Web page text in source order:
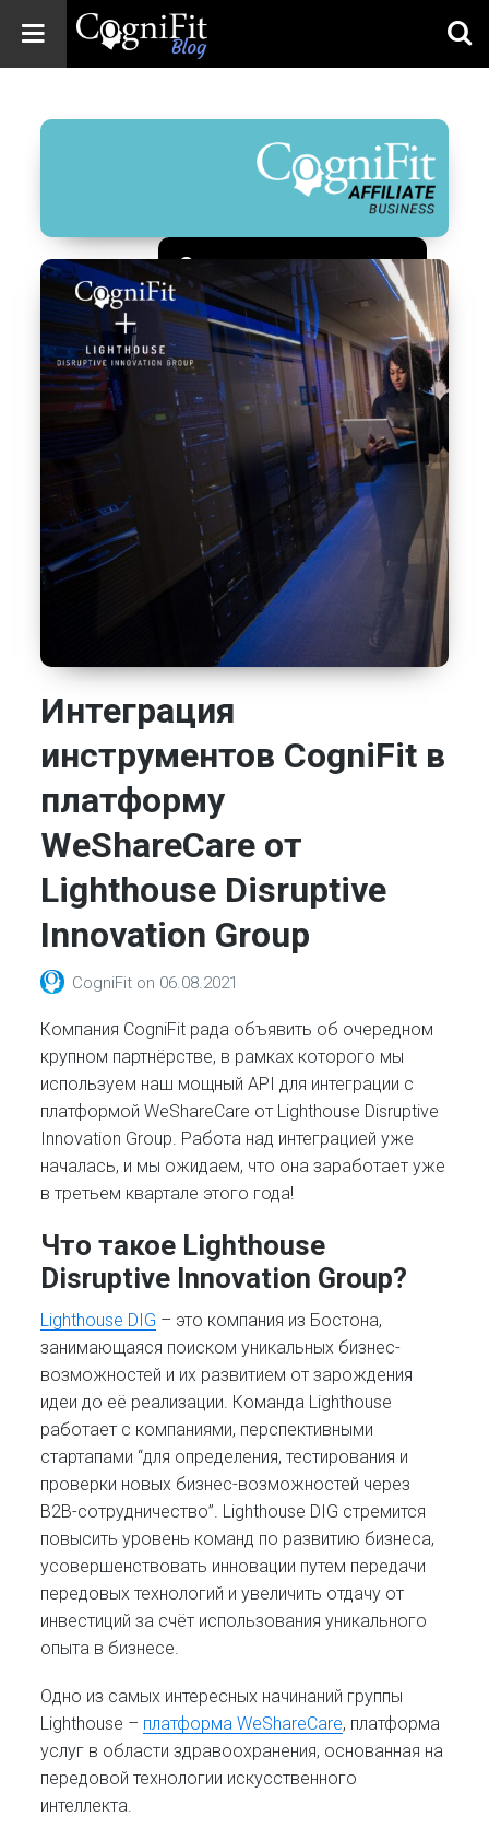
Blog: Brain
Wellness
Зарегистрироваться
Интеграция
инструментов CogniFit в
платформу
WeShareCare от
Lighthouse Disruptive
Innovation Group
CogniFit on 06.08.2021
Компания CogniFit рада объявить об очередном
крупном партнёрстве, в рамках которого мы
используем наш мощный API для интеграции с
платформой WeShareCare от Lighthouse Disruptive
Innovation Group. Работа над интеграцией уже
началась, и мы ожидаем, что она заработает уже
в третьем квартале этого года!
Что такое Lighthouse
Disruptive Innovation Group?
Lighthouse DIG – это компания из Бостона,
занимающаяся поиском уникальных бизнес-
возможностей и их развитием от зарождения
идеи до её реализации. Команда Lighthouse
работает с компаниями, перспективными
стартапами “для определения, тестирования и
проверки новых бизнес-возможностей через
B2B-сотрудничество”. Lighthouse DIG стремится
повысить уровень команд по развитию бизнеса,
усовершенствовать инновации путем передачи
передовых технологий и увеличить отдачу от
инвестиций за счёт использования уникального
опыта в бизнесе.
Одно из самых интересных начинаний группы
Lighthouse – платформа WeShareCare, платформа
услуг в области здравоохранения, основанная на
передовой технологии искусственного
интеллекта.